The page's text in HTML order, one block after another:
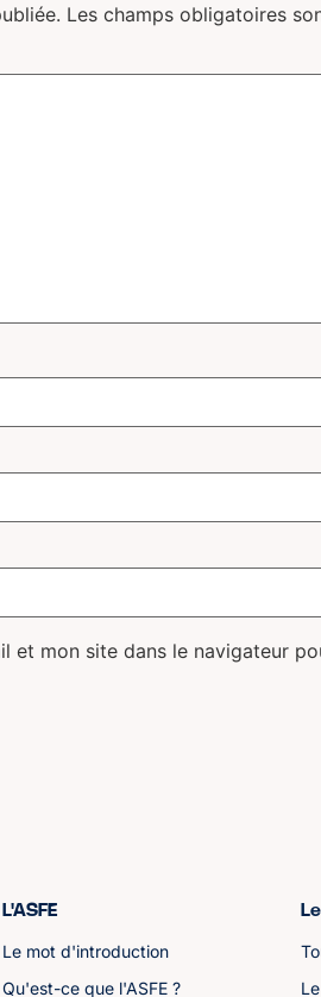
Les champs obligatoires
et mon site dans le navigateur
L'ASFE
Le mot d'introduction
Qu'est-ce que l'ASFE ?